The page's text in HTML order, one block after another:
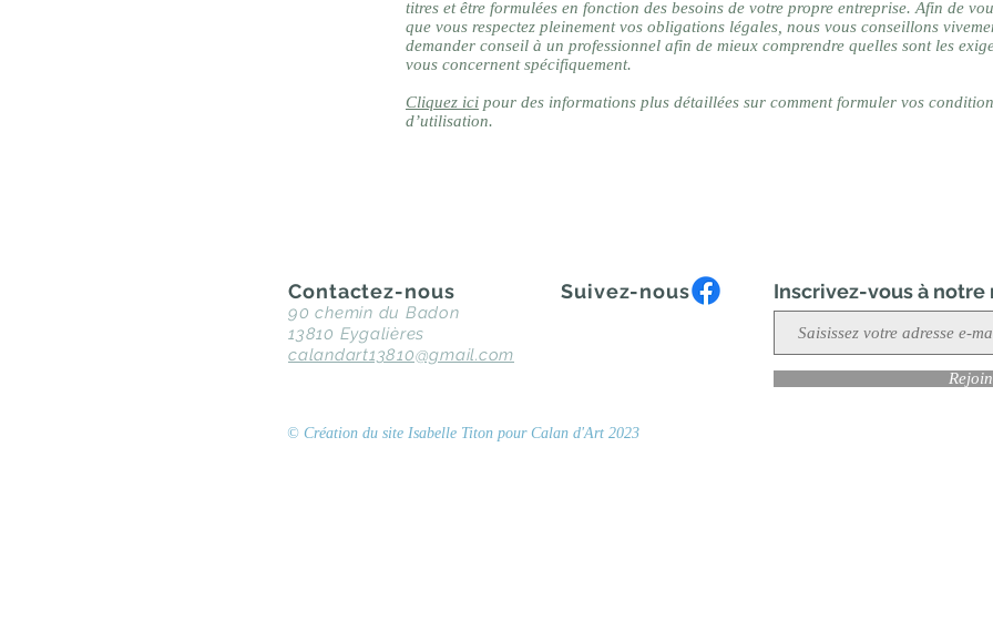
titres et être formulées en fonction des besoins de votre propre entreprise. Afin de
que vous respectez pleinement vos obligations légales, nous vous conseillons
demander conseil à un professionnel afin de mieux comprendre quelles sont les
vous concernent spécifiquement.
Cliquez ici pour des informations plus détaillées sur comment formuler vos
d’utilisation.
Contactez-nous
90 chemin du Badon
13810 Eygalières
calandart13810@gmail.com
© Création du site Isabelle Titon pour Calan d'Art 2023
Suivez-nous Inscrivez-vous à